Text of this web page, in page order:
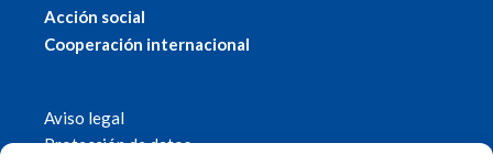
Acción social
Cooperación internacional
Aviso legal
Protección de datos